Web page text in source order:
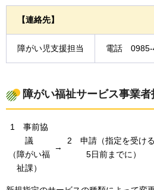
【連絡先】
障がい児支援担当 電話 0
障がい福祉サービス事業
1 事前協
議
（障がい福
祉課）
→
2 申請（指定を受け
5日前までに）